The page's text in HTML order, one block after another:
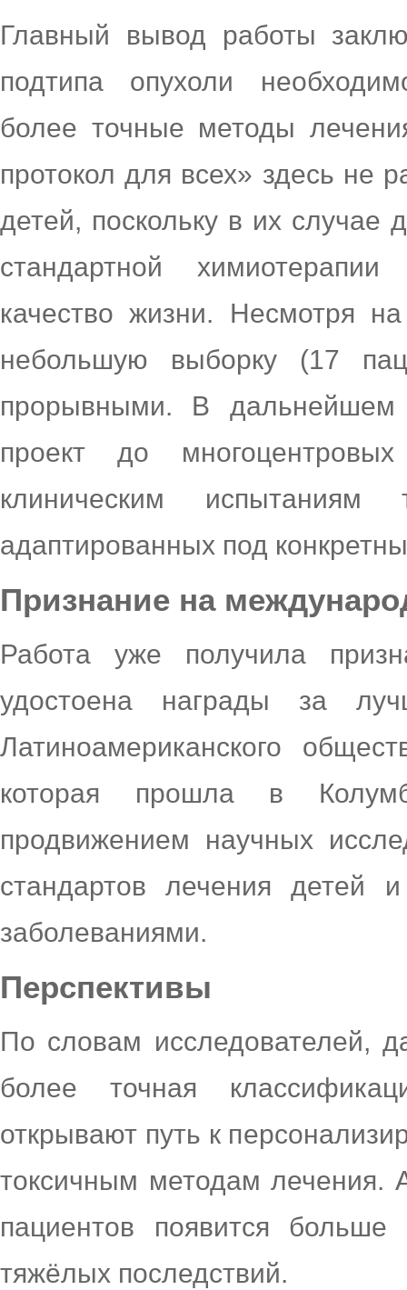
Главный вывод работы
подтипа опухоли
более точные методы
протокол для всех» здесь не
детей, поскольку в их
стандартной
качество жизни. Несмотря
небольшую выборку (17
прорывными. В дальнейшем
проект до
клиническим испытаниям
адаптированных под
Признание на
Работа уже получила
удостоена награды за
Латиноамериканского
которая прошла в
продвижением научных
стандартов лечения детей
заболеваниями.
Перспективы
По словам исследователей,
более точная
открывают путь к
токсичным методам лечения.
пациентов появится
тяжёлых последствий.